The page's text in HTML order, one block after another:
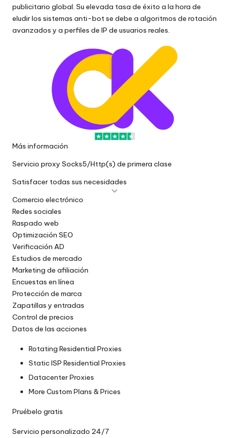
publicitario global. Su elevada tasa de éxito a la hora de
eludir los sistemas anti-bot se debe a algoritmos de rotación
avanzados y a perfiles de IP de usuarios reales.
Más información
Servicio proxy Socks5/Http(s) de primera clase
Satisfacer todas sus necesidades
Comercio electrónico
Redes sociales
Raspado web
Optimización SEO
Verificación AD
Estudios de mercado
Marketing de afiliación
Encuestas en línea
Protección de marca
Zapatillas y entradas
Control de precios
Datos de las acciones
Rotating Residential Proxies
Static ISP Residential Proxies
Datacenter Proxies
More Custom Plans & Prices
Pruébelo gratis
Servicio personalizado 24/7